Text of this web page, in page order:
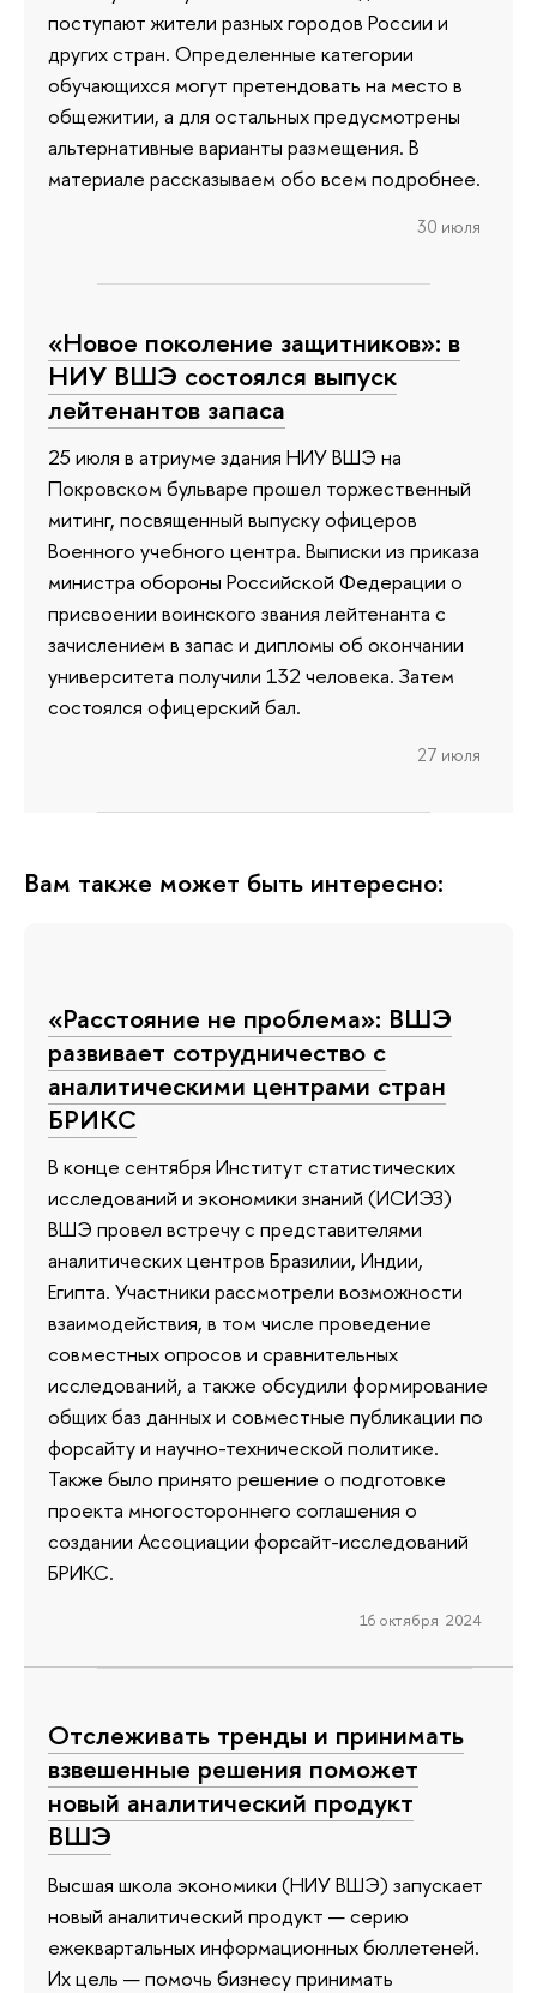
поступают жители разных городов России и
других стран. Определенные категории
обучающихся могут претендовать на место в
общежитии, а для остальных предусмотрены
альтернативные варианты размещения. В
материале рассказываем обо всем подробнее.
30 июля
«Новое поколение защитников»: в
НИУ ВШЭ состоялся выпуск
лейтенантов запаса
25 июля в атриуме здания НИУ ВШЭ на
Покровском бульваре прошел торжественный
митинг, посвященный выпуску офицеров
Военного учебного центра. Выписки из приказа
министра обороны Российской Федерации о
присвоении воинского звания лейтенанта с
зачислением в запас и дипломы об окончании
университета получили 132 человека. Затем
состоялся офицерский бал.
27 июля
Вам также может быть интересно:
«Расстояние не проблема»: ВШЭ
развивает сотрудничество с
аналитическими центрами стран
БРИКС
В конце сентября Институт статистических
исследований и экономики знаний (ИСИЭЗ)
ВШЭ провел встречу с представителями
аналитических центров Бразилии, Индии,
Египта. Участники рассмотрели возможности
взаимодействия, в том числе проведение
совместных опросов и сравнительных
исследований, а также обсудили формирование
общих баз данных и совместные публикации по
форсайту и научно-технической политике.
Также было принято решение о подготовке
проекта многостороннего соглашения о
создании Ассоциации форсайт-исследований
БРИКС.
16 октября 2024
Отслеживать тренды и принимать
взвешенные решения поможет
новый аналитический продукт
ВШЭ
Высшая школа экономики (НИУ ВШЭ) запускает
новый аналитический продукт — серию
ежеквартальных информационных бюллетеней.
Их цель — помочь бизнесу принимать